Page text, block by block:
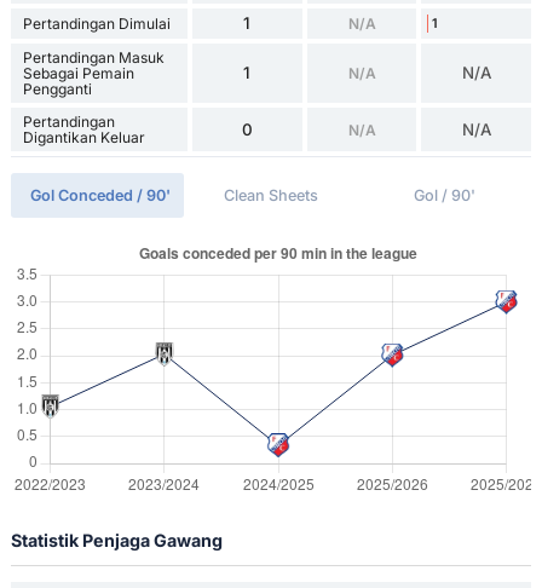
Pertandingan Dimulai 1 N/A 1
Pertandingan Masuk
Sebagai Pemain
Pengganti
1 N/A N/A
Pertandingan
Digantikan Keluar
0 N/A N/A
Gol Conceded / 90' Clean Sheets Gol / 90'
Statistik Penjaga Gawang